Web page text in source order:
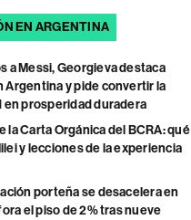
EN ARGENTINA
a Messi, Georgieva destaca
Argentina y pide convertir la
en prosperidad duradera
la Carta Orgánica del BCRA: qué
y lecciones de la experiencia
porteña se desacelera en
el piso de 2% tras nueve